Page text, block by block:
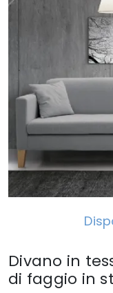
Divano in
di faggio in